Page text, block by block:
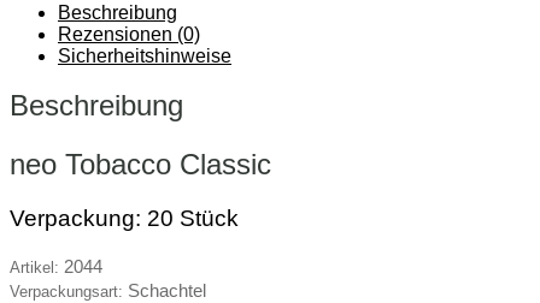
Beschreibung
Rezensionen (0)
Sicherheitshinweise
Beschreibung
neo Tobacco Classic
Verpackung: 20 Stück
Artikel: 2044
Verpackungsart: Schachtel